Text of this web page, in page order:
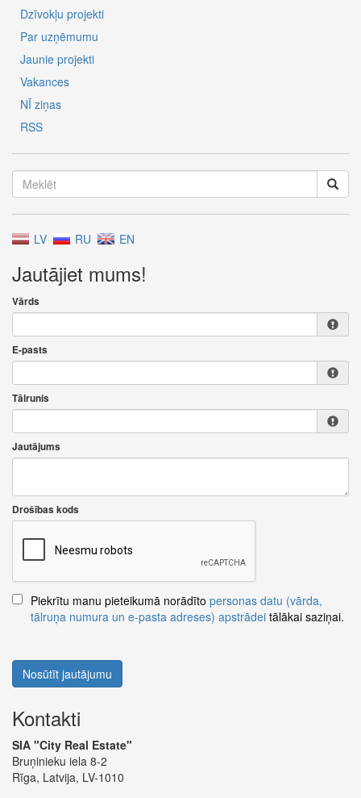
Dzīvokļu projekti
Par uzņēmumu
Jaunie projekti
Vakances
NĪ ziņas
RSS
LV RU EN
Jautājiet mums!
Vārds
E-pasts
Tālrunis
Jautājums
Drošības kods
Piekrītu manu pieteikumā norādīto personas datu (vārda,
tālruņa numura un e-pasta adreses) apstrādei tālākai saziņai.
Nosūtīt jautājumu
Kontakti
SIA "City Real Estate"
Bruņinieku iela 8-2
Rīga, Latvija, LV-1010